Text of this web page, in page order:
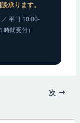
承ります。
平日 10:00-
間受付）
次